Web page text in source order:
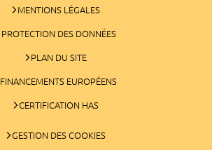
MENTIONS LÉGALES
PROTECTION DES DONNÉES
PLAN DU SITE
FINANCEMENTS EUROPÉENS
CERTIFICATION HAS
GESTION DES COOKIES